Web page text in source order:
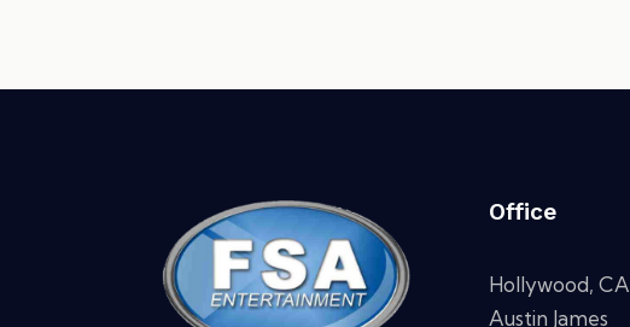
Office
Hollywood, CA
Austin James